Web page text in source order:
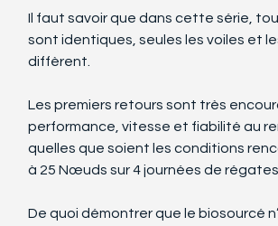
Il faut savoir que dans cette série,
sont identiques, seules les voiles et
diffèrent.
Les premiers retours sont très
performance, vitesse et fiabilité au
quelles que soient les conditions
à 25 Nœuds sur 4 journées de
De quoi démontrer que le biosourcé